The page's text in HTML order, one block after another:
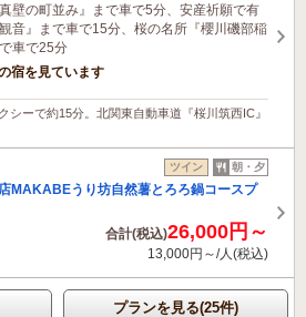
壁の町並み』まで車で5分、安産祈願で有
音』まで車で15分、桜の名所『櫻川磯部稲
車で25分
宿を見ています
シーで約15分。北関東自動車道『桜川筑西IC』
ツイン 朝・夕
MAKABEうり坊自然薯とろろ鍋コースプ
合計(税込)26,000円～
13,000円～/人(税込)
プランを見る(25件)